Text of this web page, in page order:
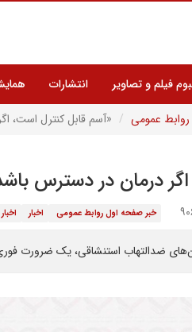
فیلم و تصاویر انتشارات
عمومی «آسم قابل کنترل است،
درمان در دسترس
خبر صفحه اول روابط عمومی اخبار
ضدالتهاب استنشاقی، یک ضرورت